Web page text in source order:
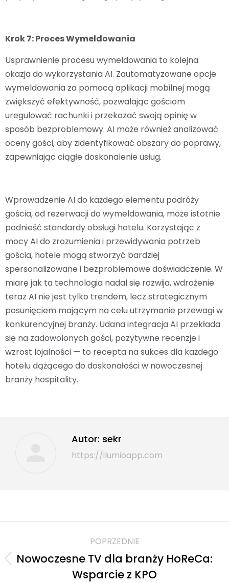
Krok 7: Proces Wymeldowania
Usprawnienie procesu wymeldowania to kolejna
okazja do wykorzystania AI. Zautomatyzowane opcje
wymeldowania za pomocą aplikacji mobilnej mogą
zwiększyć efektywność, pozwalając gościom
uregulować rachunki i przekazać swoją opinię w
sposób bezproblemowy. AI może również analizować
oceny gości, aby zidentyfikować obszary do poprawy,
zapewniając ciągłe doskonalenie usług.
Wprowadzenie AI do każdego elementu podróży
gościa, od rezerwacji do wymeldowania, może istotnie
podnieść standardy obsługi hotelu. Korzystając z
mocy AI do zrozumienia i przewidywania potrzeb
gościa, hotele mogą stworzyć bardziej
spersonalizowane i bezproblemowe doświadczenie. W
miarę jak ta technologia nadal się rozwija, wdrożenie
teraz AI nie jest tylko trendem, lecz strategicznym
posunięciem mającym na celu utrzymanie przewagi w
konkurencyjnej branży. Udana integracja AI przekłada
się na zadowolonych gości, pozytywne recenzje i
wzrost lojalności — to recepta na sukces dla każdego
hotelu dążącego do doskonałości w nowoczesnej
branży hospitality.
Autor: sekr
https://ilumioapp.com
POPRZEDNIE
Nowoczesne TV dla branży HoReCa:
Wsparcie z KPO